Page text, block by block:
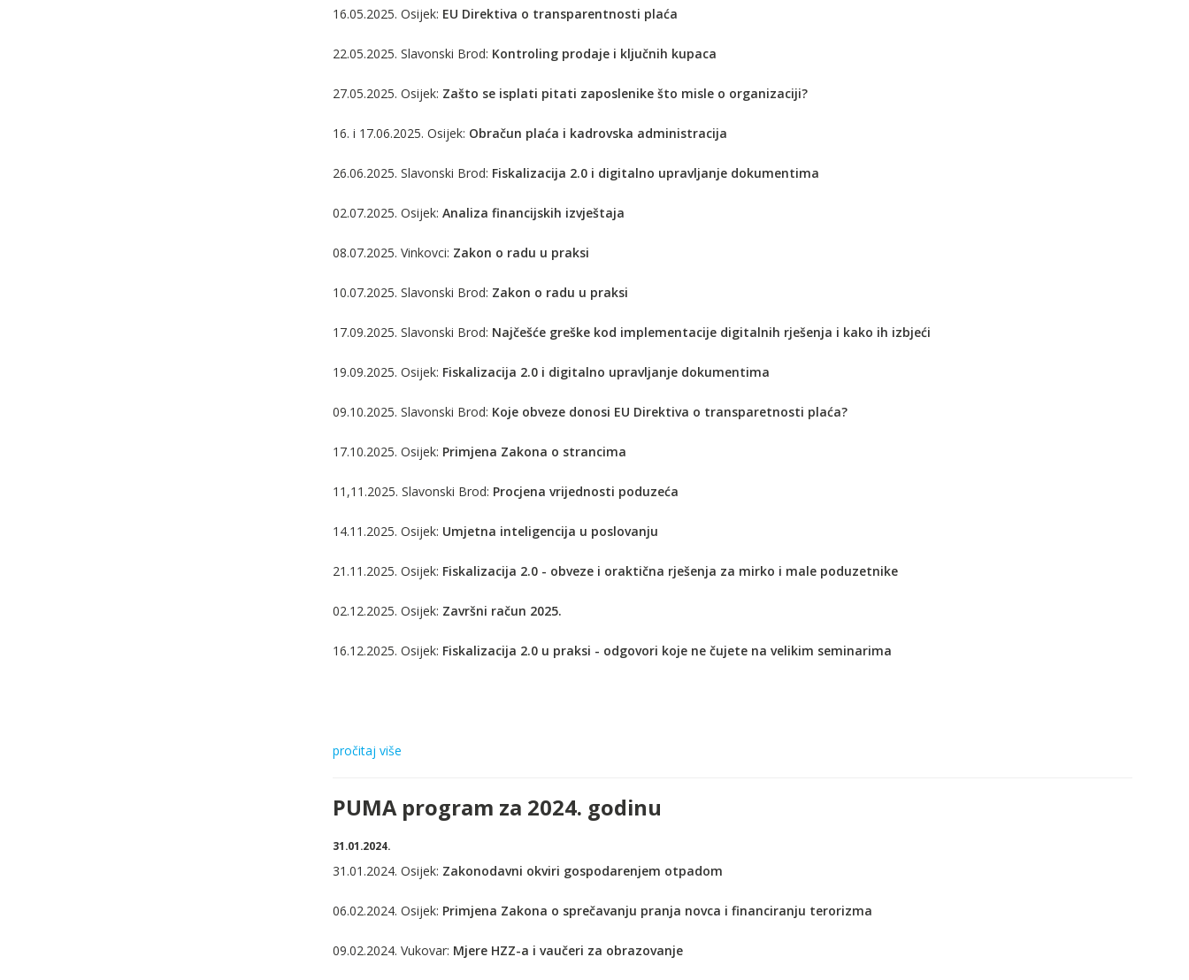
16.05.2025. Osijek: EU Direktiva o transparentnosti plaća
22.05.2025. Slavonski Brod: Kontroling prodaje i ključnih kupaca
27.05.2025. Osijek: Zašto se isplati pitati zaposlenike što misle o organizaciji?
16. i 17.06.2025. Osijek: Obračun plaća i kadrovska administracija
26.06.2025. Slavonski Brod: Fiskalizacija 2.0 i digitalno upravljanje dokumentima
02.07.2025. Osijek: Analiza financijskih izvještaja
08.07.2025. Vinkovci: Zakon o radu u praksi
10.07.2025. Slavonski Brod: Zakon o radu u praksi
17.09.2025. Slavonski Brod: Najčešće greške kod implementacije digitalnih rješenja i kako ih izbjeći
19.09.2025. Osijek: Fiskalizacija 2.0 i digitalno upravljanje dokumentima
09.10.2025. Slavonski Brod: Koje obveze donosi EU Direktiva o transparetnosti plaća?
17.10.2025. Osijek: Primjena Zakona o strancima
11,11.2025. Slavonski Brod: Procjena vrijednosti poduzeća
14.11.2025. Osijek: Umjetna inteligencija u poslovanju
21.11.2025. Osijek: Fiskalizacija 2.0 - obveze i oraktična rješenja za mirko i male poduzetnike
02.12.2025. Osijek: Završni račun 2025.
16.12.2025. Osijek: Fiskalizacija 2.0 u praksi - odgovori koje ne čujete na velikim seminarima
pročitaj više
PUMA program za 2024. godinu
31.01.2024.
31.01.2024. Osijek: Zakonodavni okviri gospodarenjem otpadom
06.02.2024. Osijek: Primjena Zakona o sprečavanju pranja novca i financiranju terorizma
09.02.2024. Vukovar: Mjere HZZ-a i vaučeri za obrazovanje